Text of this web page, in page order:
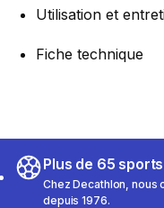
Utilisation et
Fiche technique
Plus de 65 sports
Chez Decathlon,
depuis 1976.